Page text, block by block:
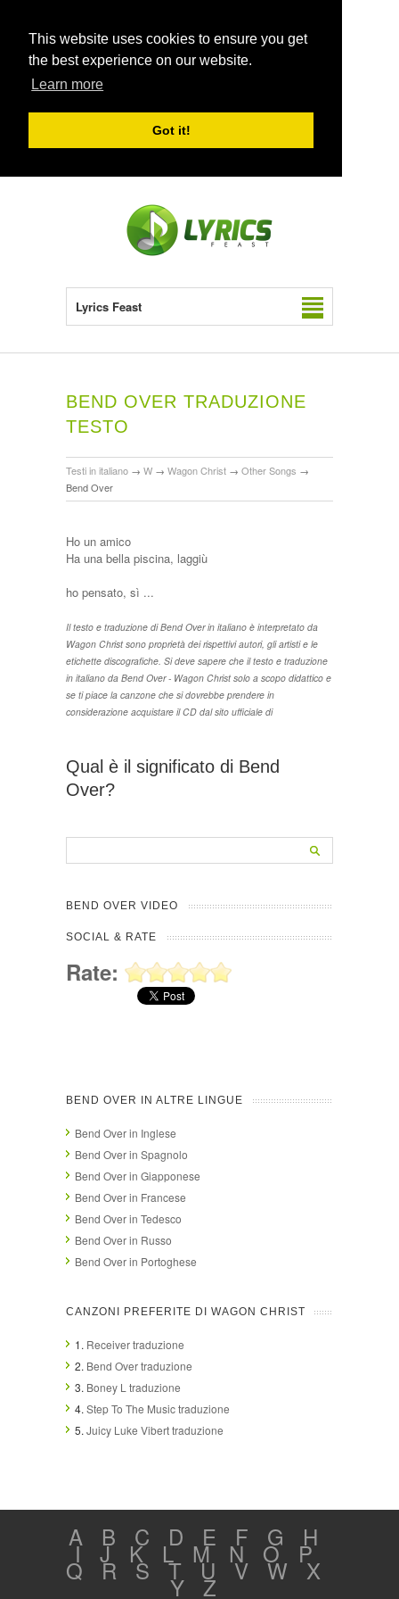
This website uses cookies to ensure you get
the best experience on our website.
Learn more
Got it!
Lyrics Feast
BEND OVER TRADUZIONE
TESTO
Testi in italiano → W → Wagon Christ → Other Songs →
Bend Over
Ho un amico
Ha una bella piscina, laggiù
ho pensato, sì ...
Il testo e traduzione di Bend Over in italiano è interpretato da
Wagon Christ sono proprietà dei rispettivi autori, gli artisti e le
etichette discografiche. Si deve sapere che il testo e traduzione
in italiano da Bend Over - Wagon Christ solo a scopo didattico e
se ti piace la canzone che si dovrebbe prendere in
considerazione acquistare il CD dal sito ufficiale di
Qual è il significato di Bend
Over?
BEND OVER VIDEO
SOCIAL & RATE
Rate:
BEND OVER IN ALTRE LINGUE
Bend Over in Inglese
Bend Over in Spagnolo
Bend Over in Giapponese
Bend Over in Francese
Bend Over in Tedesco
Bend Over in Russo
Bend Over in Portoghese
CANZONI PREFERITE DI WAGON CHRIST
1. Receiver traduzione
2. Bend Over traduzione
3. Boney L traduzione
4. Step To The Music traduzione
5. Juicy Luke Vibert traduzione
A B C D E F G H
I J K L M N O P
Q R S T U V W X
Y Z